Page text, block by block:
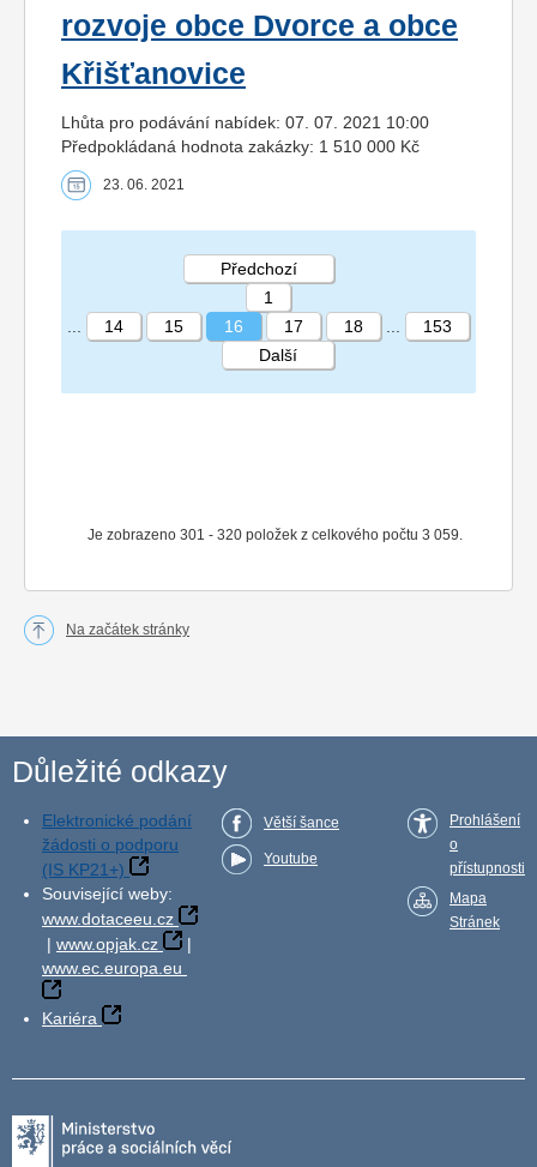
rozvoje obce Dvorce a obce
Křišťanovice
Lhůta pro podávání nabídek: 07. 07. 2021 10:00
Předpokládaná hodnota zakázky: 1 510 000 Kč
23. 06. 2021
STRÁNKA 16 153
Je zobrazeno 301 - 320 položek z celkového počtu 3 059.
Předchozí
1
14 15 16 17 18
153
Další
Na začátek stránky
Důležité odkazy
Elektronické podání
žádosti o podporu
(IS KP21+)
Související weby:
www.dotaceeu.cz
| www.opjak.cz
|
www.ec.europa.eu
Kariéra
Větší šance
Youtube
Prohlášení
o
přístupnosti
Mapa
Stránek